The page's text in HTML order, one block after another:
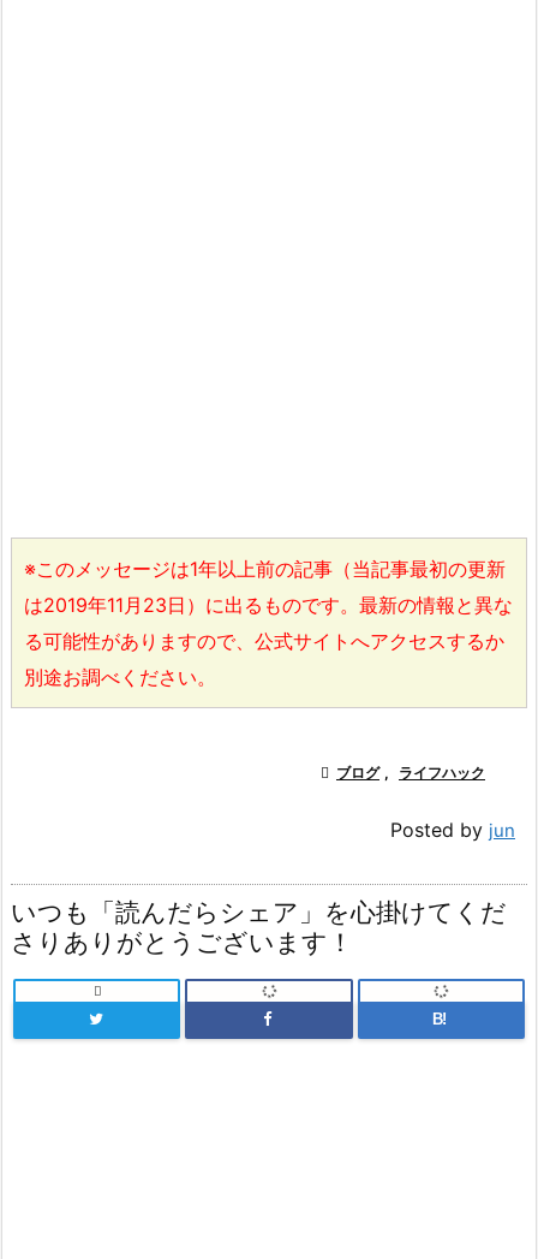
※このメッセージは1年以上前の記事（当記事最初の更新
は2019年11月23日）に出るものです。最新の情報と異な
る可能性がありますので、公式サイトへアクセスするか
別途お調べください。
 ブログ , ライフハック
Posted by jun
いつも「読んだらシェア」を心掛けてくだ
さりありがとうございます！

B!